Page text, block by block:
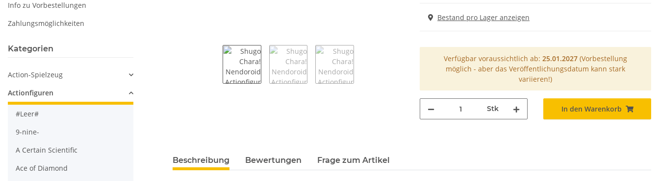
Bestand pro Lager anzeigen
Verfügbar voraussichtlich ab: 25.01.2027 (Vorbestellung
möglich - aber das Veröffentlichungsdatum kann stark
variieren!)
Stk In den Warenkorb
weitere Registerkarten anzeigen
Beschreibung Bewertungen Frage zum Artikel
Info zu Vorbestellungen
Zahlungsmöglichkeiten
Kategorien
Action-Spielzeug
Actionfiguren
#Leer#
9-nine-
A Certain Scientific
Ace of Diamond